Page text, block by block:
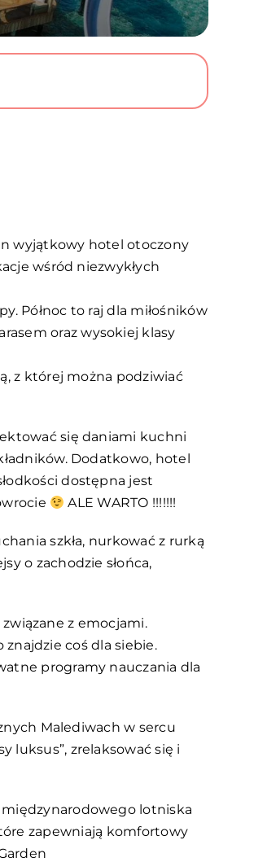
wyjątkowy hotel otoczony
wśród niezwykłych
Północ to raj dla miłośników
oraz wysokiej klasy
z której można podziwiać
się daniami kuchni
Dodatkowo, hotel
dostępna jest
ALE WARTO !!!!!!!
szkła, nurkować z rurką
o zachodzie słońca,
z emocjami.
znajdzie coś dla siebie.
programy nauczania dla
Malediwach w sercu
luksus”, zrelaksować się i
lotniska
zapewniają komfortowy